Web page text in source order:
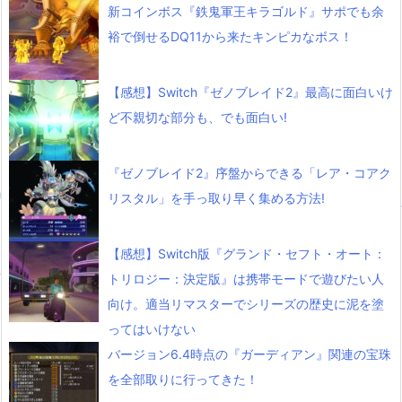
新コインボス『鉄鬼軍王キラゴルド』サポでも余
裕で倒せるDQ11から来たキンピカなボス！
【感想】Switch『ゼノブレイド2』最高に面白いけ
ど不親切な部分も、でも面白い!
『ゼノブレイド2』序盤からできる「レア・コアク
リスタル」を手っ取り早く集める方法!
【感想】Switch版『グランド・セフト・オート：
トリロジー：決定版』は携帯モードで遊びたい人
向け。適当リマスターでシリーズの歴史に泥を塗
ってはいけない
バージョン6.4時点の『ガーディアン』関連の宝珠
を全部取りに行ってきた！